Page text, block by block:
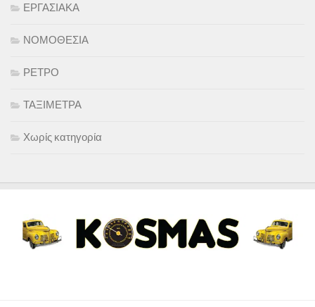
ΕΡΓΑΣΙΑΚΑ
ΝΟΜΟΘΕΣΙΑ
ΡΕΤΡΟ
ΤΑΞΙΜΕΤΡΑ
Χωρίς κατηγορία